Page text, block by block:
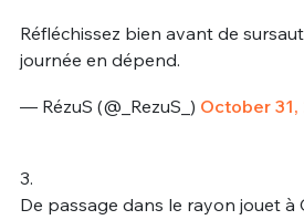
Réfléchissez bien avant de
journée en dépend.
— RézuS (@_RezuS_) October 31,
3.
De passage dans le rayon jouet à